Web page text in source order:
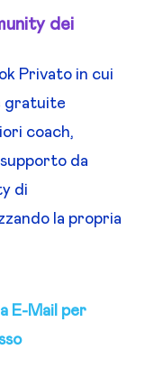
dei
Privato in cui
gratuite
coach,
da
di
la propria
E-Mail per